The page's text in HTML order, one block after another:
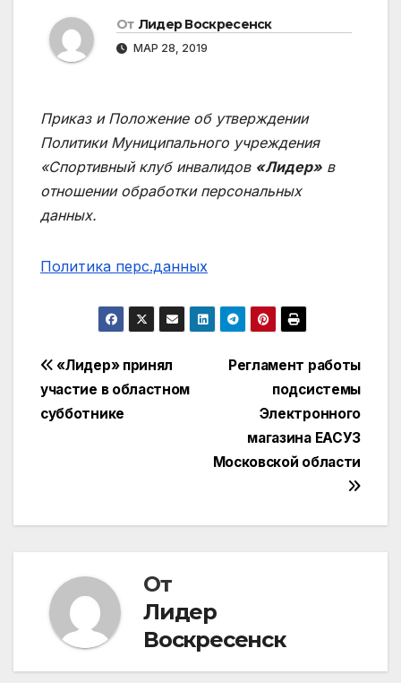
От Лидер Воскресенск
МАР 28, 2019
Приказ и Положение об утверждении
Политики Муниципального учреждения
«Спортивный клуб инвалидов «Лидер» в
отношении обработки персональных
данных.
Политика перс.данных
Навигация
по
Регламент работы
подсистемы
Электронного
магазина ЕАСУЗ
Московской области
«Лидер» принял
участие в областном
субботнике
От
Лидер
Воскресенск